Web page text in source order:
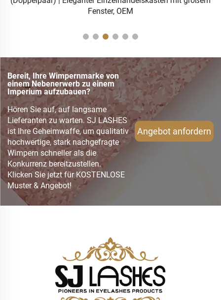
Fenster, OEM
Bereit, Ihre Wimpernmarke von
einem Nebenerwerb zu einem
Imperium aufzubauen?
Hören Sie auf, auf langsame
Lieferanten zu warten. SJ LASHES
ist Ihre Geheimwaffe, um qualitativ
hochwertige, stark nachgefragte
Wimpern schneller als die
Konkurrenz bereitzustellen.
Klicken Sie jetzt für KOSTENLOSE
Muster & Angebot!
Angebot anfordern